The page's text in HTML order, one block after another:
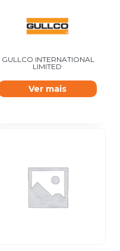
GULLCO INTERNATIONAL
LIMITED
Ver mais